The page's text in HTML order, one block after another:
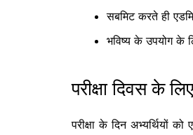
सबमिट करते ही
भविष्य के उपयोग के
परीक्षा दिवस के
परीक्षा के दिन अभ्यर्थियों